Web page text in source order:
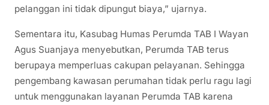
pelanggan ini tidak dipungut biaya,” ujarnya.
Sementara itu, Kasubag Humas Perumda TAB I Wayan
Agus Suanjaya menyebutkan, Perumda TAB terus
berupaya memperluas cakupan pelayanan. Sehingga
pengembang kawasan perumahan tidak perlu ragu lagi
untuk menggunakan layanan Perumda TAB karena